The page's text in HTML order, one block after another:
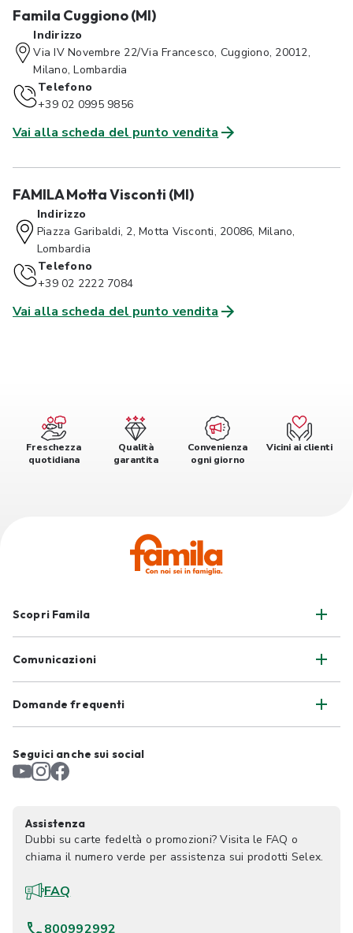
Famila Cuggiono (MI)
Indirizzo
Via IV Novembre 22/Via Francesco, Cuggiono, 20012,
Milano, Lombardia
Telefono
+39 02 0995 9856
Vai alla scheda del punto vendita
FAMILA Motta Visconti (MI)
Indirizzo
Piazza Garibaldi, 2, Motta Visconti, 20086, Milano,
Lombardia
Telefono
+39 02 2222 7084
Vai alla scheda del punto vendita
Freschezza
quotidiana
Qualità
garantita
Convenienza
ogni giorno
Vicini ai clienti
Scopri Famila
Comunicazioni
Domande frequenti
Seguici anche sui social
Assistenza
Dubbi su carte fedeltà o promozioni? Visita le FAQ o
chiama il numero verde per assistenza sui prodotti Selex.
FAQ
800992992